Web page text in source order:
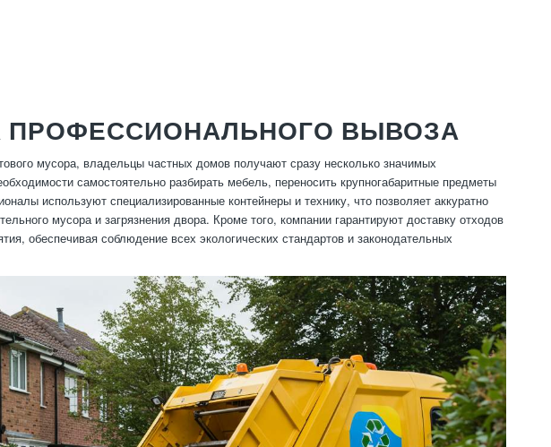
ПРОФЕССИОНАЛЬНОГО ВЫВОЗА
мусора, владельцы частных домов получают сразу несколько значимых
самостоятельно разбирать мебель, переносить крупногабаритные предметы
используют специализированные контейнеры и технику, что позволяет аккуратно
мусора и загрязнения двора. Кроме того, компании гарантируют доставку отходов
обеспечивая соблюдение всех экологических стандартов и законодательных